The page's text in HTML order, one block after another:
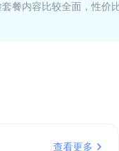
不错，体检套餐内容比
查看更多